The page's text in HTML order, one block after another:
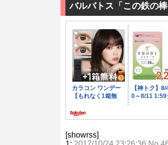
バルバトス「この鉄の
[showrss]